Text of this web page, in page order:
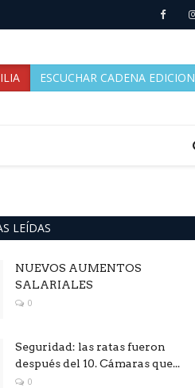
ESCUCHAR CADENA EDICION
LEÍDAS
NUEVOS AUMENTOS
SALARIALES
0
Seguridad: las ratas fueron
después del 10. Cámaras que...
0